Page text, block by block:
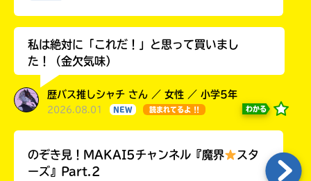
私は絶対に「これだ！」と思って買いまし
た！（金欠気味）
歴バス推しシャチ さん ／ 女性 ／ 小学5年
2026.08.01 NEW 読まれてるよ !! わかる
のぞき見！MAKAI5チャンネル『魔界
スタ
ーズ』Part.2